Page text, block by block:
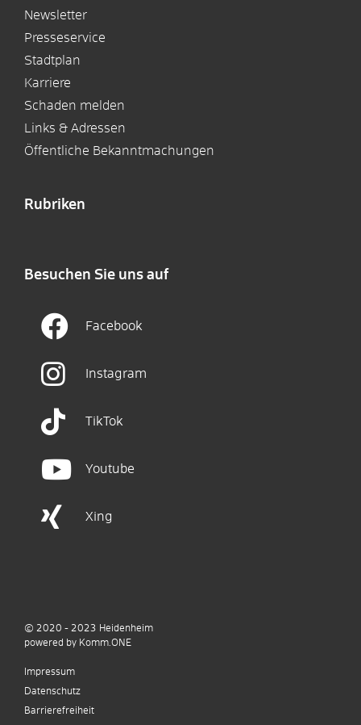
Newsletter
Presseservice
Stadtplan
Karriere
Schaden melden
Links & Adressen
Öffentliche Bekanntmachungen
Rubriken
Besuchen Sie uns auf
Facebook
Instagram
TikTok
Youtube
Xing
© 2020 - 2023 Heidenheim
powered by Komm.ONE
Impressum
Datenschutz
Barrierefreiheit